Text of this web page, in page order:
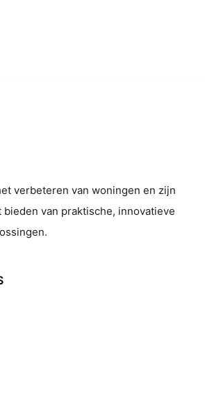
verbeteren van woningen en zijn
van praktische, innovatieve